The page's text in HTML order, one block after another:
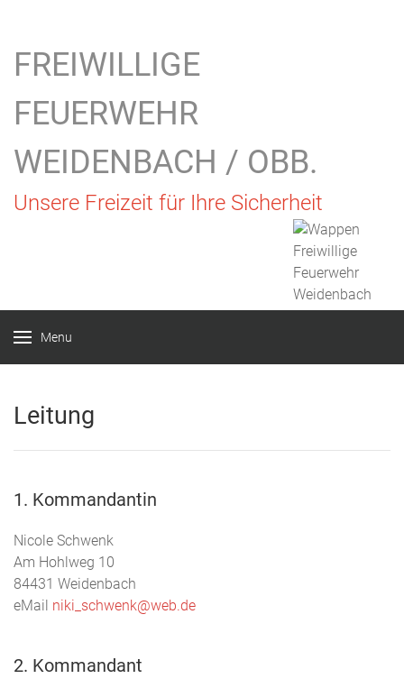
FREIWILLIGE
FEUERWEHR
WEIDENBACH / OBB.
Unsere Freizeit für Ihre Sicherheit
Menu
Leitung
1. Kommandantin
Nicole Schwenk
Am Hohlweg 10
84431 Weidenbach
eMail niki_schwenk@web.de
2. Kommandant